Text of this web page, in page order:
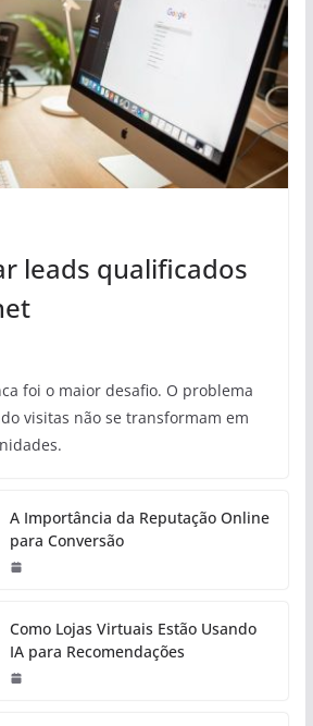
leads qualificados
foi o maior desafio. O problema
visitas não se transformam em
A Importância da Reputação Online
para Conversão
Como Lojas Virtuais Estão Usando
IA para Recomendações